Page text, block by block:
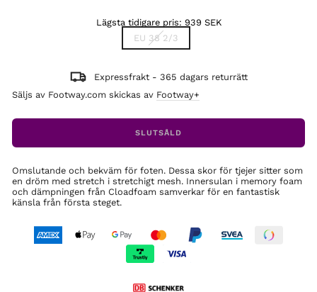
Lägsta tidigare pris: 939 SEK
EU 38 2/3
Expressfrakt - 365 dagars returrätt
Säljs av Footway.com skickas av Footway+
SLUTSÅLD
Omslutande och bekväm för foten. Dessa skor för tjejer sitter som
en dröm med stretch i stretchigt mesh. Innersulan i memory foam
och dämpningen från Cloadfoam samverkar för en fantastisk
känsla från första steget.